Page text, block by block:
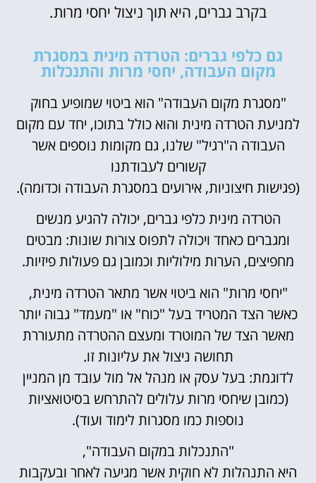
בקרב גברים, היא תוך ניצול יחסי מרות.
גם כלפי גברים: הטרדה מינית במסגרת
מקום העבודה, יחסי מרות והתנכלות
"מסגרת מקום העבודה" הוא ביטוי שמופיע בחוק
למניעת הטרדה מינית והוא כולל בתוכו, יחד עם מקום
העבודה ה"רגיל" שלנו, גם מקומות נוספים אשר
קשורים לעבודתנו
(פגישות חיצוניות, אירועים במסגרת העבודה וכדומה).
הטרדה מינית כלפי גברים, יכולה להגיע מנשים
ומגברים כאחד ויכולה לתפוס צורות שונות: מבטים
מחפיצים, הערות מילוליות וכמובן גם פעולות פיזיות.
"יחסי מרות" הוא ביטוי אשר מתאר הטרדה מינית,
כאשר הצד המטריד בעל "כוח" או "מעמד" גבוה יותר
מאשר הצד של המוטרד ומעצם ההטרדה מתעוררת
תחושה ניצול את עליונות זו.
לדוגמת: בעל עסק או מנהל אל מול עובד מן המניין
(כמובן שיחסי מרות עלולים להתרחש בסיטואציות
נוספות כמו מסגרות לימוד ועוד).
"התנכלות במקום העבודה",
היא התנהלות לא חוקית אשר מגיעה לאחר ובעקבות